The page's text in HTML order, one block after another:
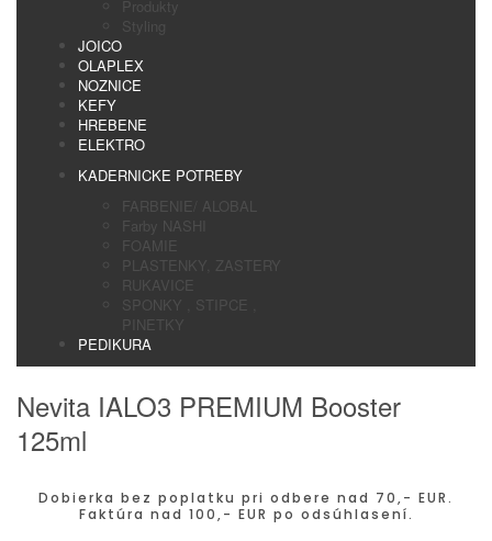
Produkty
Styling
JOICO
OLAPLEX
NOZNICE
KEFY
HREBENE
ELEKTRO
KADERNICKE POTREBY
FARBENIE/ ALOBAL
Farby NASHI
FOAMIE
PLASTENKY, ZASTERY
RUKAVICE
SPONKY , STIPCE ,
PINETKY
PEDIKURA
Nevita IALO3 PREMIUM Booster
125ml
Dobierka bez poplatku pri odbere nad 70,- EUR.
Faktúra nad 100,- EUR po odsúhlasení.